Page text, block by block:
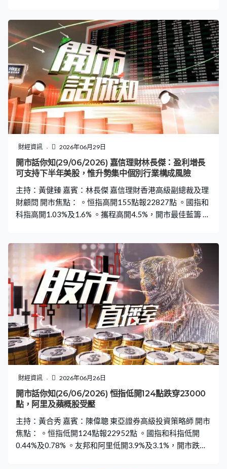
療高開159%報327.2元 。鱘龍科技高開36%報103元 。來
福諧波高開3%報88.2元 。江西生物低開近34%報7.4元
財經資訊 2026年06月29日
開市話你知(29/06/2026) 嘉信理財林長傑：盈利增長
可支持下半年美股，惟升勢集中個別行業構成風險
主持：黃健臻 嘉賓：林長傑 嘉信理財香港高級副總裁及理
財顧問 開市焦點： 。恒指高開155點報22827點 。國指和
科指高開1.03%及1.6% 。攜程高開4.5%，開市最佳藍籌 。
半報199.9元 。新股：禮邦醫藥高開8成半報42元 。新
股：白鴿在線高開2.9倍報61.1元
財經資訊 2026年06月26日
開市話你知(26/06/2026) 恒指低開124點跌穿23000
點，阿里及蘋概股受壓
主持：黃合秀 嘉賓：陳偉聰 東亞證券高級投資策略師 開市
焦點： 。恒指低開124點報22952點 。國指和科指低開
0.44%及0.78% 。友邦和阿里低開3.9%及3.1%，開市跌幅